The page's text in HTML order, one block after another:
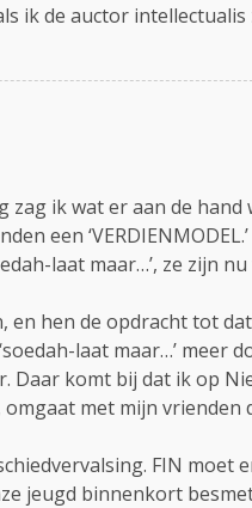
ik de auctor intellectualis
ik wat er aan de hand
een
laat maar…’, ze zijn
en hen de opdracht tot
laat maar…’ meer
Daar komt bij dat ik op
met mijn vrienden
FIN moet
jeugd binnenkort